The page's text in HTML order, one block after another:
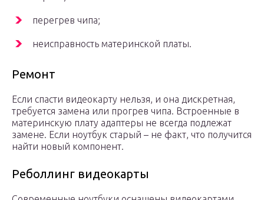
перегрев чипа;
неисправность материнской платы.
Ремонт
Если спасти видеокарту нельзя, и она дискретная,
требуется замена или прогрев чипа. Встроенные в
материнскую плату адаптеры не всегда подлежат
замене. Если ноутбук старый – не факт, что получится
найти новый компонент.
Реболлинг видеокарты